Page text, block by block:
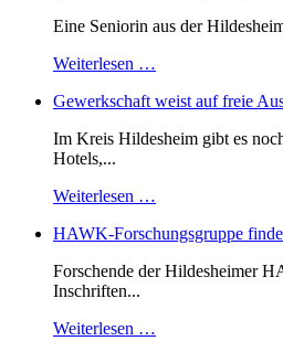
Eine Seniorin aus der
Weiterlesen …
Gewerkschaft weist auf freie
Im Kreis Hildesheim gibt es
Hotels,...
Weiterlesen …
HAWK-Forschungsgruppe
Forschende der Hildesheimer
Inschriften...
Weiterlesen …